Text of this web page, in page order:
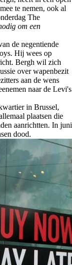
te nemen, ook al
The
om een
de negentiende
Hij wees op
Bergh wil zich
over wapenbezit
aan de wens
naar de Levi's
in Brussel,
plaatsen die
aanrichtten. In juni
dood.